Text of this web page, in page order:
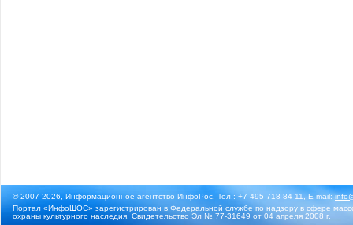
© 2007-2026, Информационное агентство ИнфоРос. Тел.: +7 495 718-84-11, E-mail:
Портал «ИнфоШОС» зарегистрирован в Федеральной службе по надзору в сфере
охраны культурного наследия. Свидетельство Эл № 77-31649 от 04 апреля 2008 г.